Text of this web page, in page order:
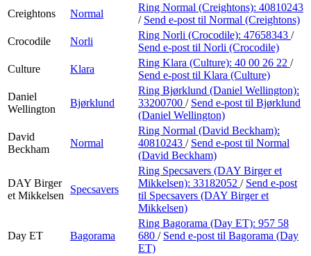
Creightons
Normal
Ring Normal (Creightons): 40810243
/ Send e-post til Normal (Creightons)
Crocodile
Norli
Ring Norli (Crocodile): 47658343 /
Send e-post til Norli (Crocodile)
Culture
Klara
Ring Klara (Culture): 40 00 26 22 /
Send e-post til Klara (Culture)
Daniel
Wellington
Bjørklund
Ring Bjørklund (Daniel Wellington):
33200700 / Send e-post til Bjørklund
(Daniel Wellington)
David
Beckham
Normal
Ring Normal (David Beckham):
40810243 / Send e-post til Normal
(David Beckham)
DAY Birger
et Mikkelsen
Specsavers
Ring Specsavers (DAY Birger et
Mikkelsen): 33182052 / Send e-post
til Specsavers (DAY Birger et
Mikkelsen)
Day ET Bagorama
Ring Bagorama (Day ET): 957 58
680 / Send e-post til Bagorama (Day
ET)